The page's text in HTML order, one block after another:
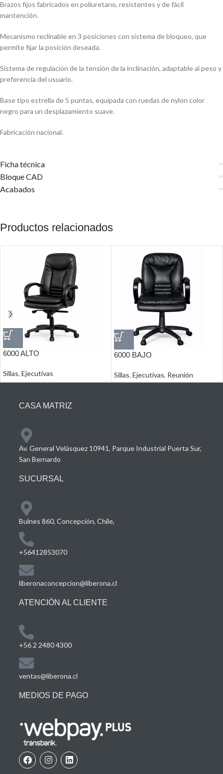
Brazos fijos fabricados en poliuretano, resistentes y de fácil
mantención.
Mecanismo reclinable en 3 posiciones con sistema de bloqueo, que
permite fijar la posición deseada.
Sistema de regulación de la tensión de la inclinación, adaptable al peso y
preferencia del usuario.
Base tipo estrella de 5 puntas, equipada con ruedas de nylon color
negro para un desplazamiento suave.
Fabricación nacional.
Ficha técnica
Bloque CAD
Acabados
Productos relacionados
6000 ALTO
Sillas, Ejecutivas
6000 BAJO
Sillas, Ejecutivas, Reunión
CASA MATRIZ
Av. General Velásquez 10941, Parque Industrial Puerta Sur,
San Bernardo
SUCURSAL
Bulnes 860, Concepción, Chile,
+56412853070
liberonaconcepcion@liberona.cl
ATENCIÓN AL CLIENTE
+56 2 2480 4300
ventas@liberona.cl
MEDIOS DE PAGO